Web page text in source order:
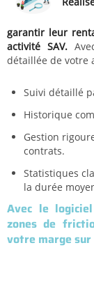
garantir leur
activité SAV.
détaillée de votre
Suivi détaillé
Historique
Gestion
contrats.
Statistiques
la durée
Avec le
zones de
votre marge